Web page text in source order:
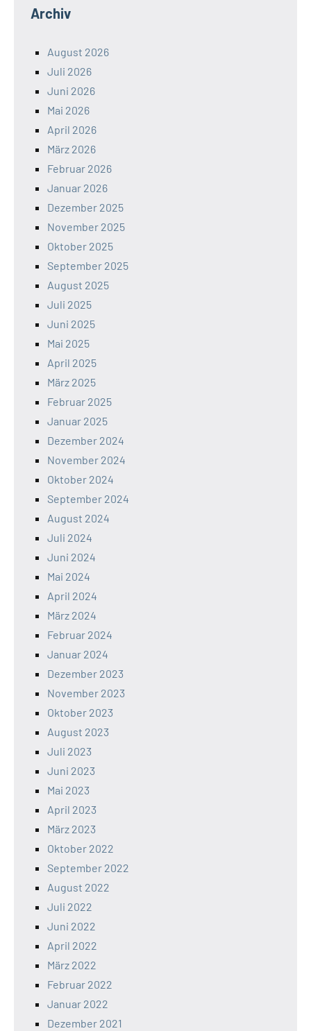
Archiv
August 2026
Juli 2026
Juni 2026
Mai 2026
April 2026
März 2026
Februar 2026
Januar 2026
Dezember 2025
November 2025
Oktober 2025
September 2025
August 2025
Juli 2025
Juni 2025
Mai 2025
April 2025
März 2025
Februar 2025
Januar 2025
Dezember 2024
November 2024
Oktober 2024
September 2024
August 2024
Juli 2024
Juni 2024
Mai 2024
April 2024
März 2024
Februar 2024
Januar 2024
Dezember 2023
November 2023
Oktober 2023
August 2023
Juli 2023
Juni 2023
Mai 2023
April 2023
März 2023
Oktober 2022
September 2022
August 2022
Juli 2022
Juni 2022
April 2022
März 2022
Februar 2022
Januar 2022
Dezember 2021